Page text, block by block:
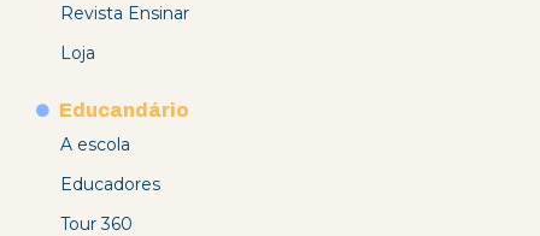
Revista Ensinar
Loja
Educandário
A escola
Educadores
Tour 360